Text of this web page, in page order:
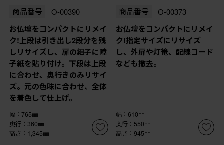
商品番号 O-00390
お仏壇をコンパクトにリメイ
ク!上段は引き出し2段分を残
しリサイズし、扉の組子に障
子紙を貼り付け。下段は上段
に合わせ、奥行きのみリサイ
ズ。元の色味に合わせ、全体
を着色して仕上げ。
幅：765㎜
奥行：360㎜
高さ：1,345㎜
商品番号 O-00373
お仏壇をコンパクトにリメイ
ク!指定サイズにリサイズ
し、外扉や灯篭、配線コード
なども撤去。
幅：610㎜
奥行：550㎜
高さ：945㎜